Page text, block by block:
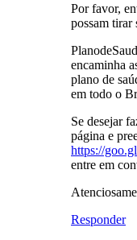
Por favor,
possam tirar
encaminha
plano de
em todo o
Se desejar
página e
https://
entre em
Responder